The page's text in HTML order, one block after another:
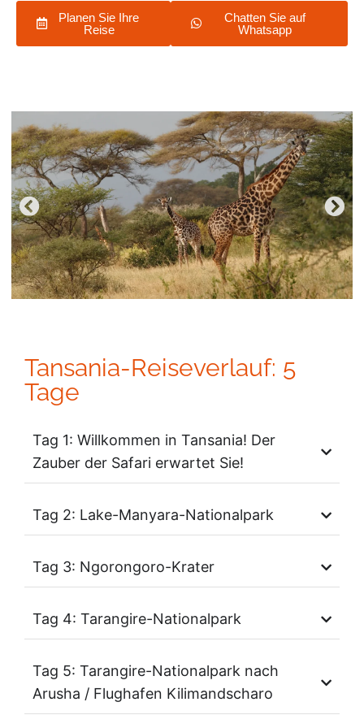
Planen Sie Ihre
Reise
Chatten Sie auf
Whatsapp
Tansania-Reiseverlauf: 5
Tage
Tag 1: Willkommen in Tansania! Der
Zauber der Safari erwartet Sie!
Tag 2: Lake-Manyara-Nationalpark
Tag 3: Ngorongoro-Krater
Tag 4: Tarangire-Nationalpark
Tag 5: Tarangire-Nationalpark nach
Arusha / Flughafen Kilimandscharo